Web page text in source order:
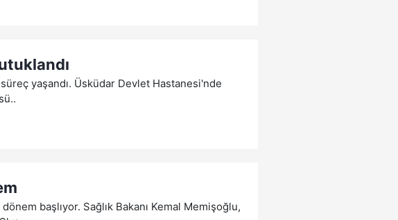
yaşandı. Üsküdar Devlet Hastanesi'nde
başlıyor. Sağlık Bakanı Kemal Memişoğlu,